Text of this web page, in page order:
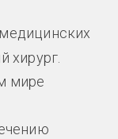
хирург.
мире